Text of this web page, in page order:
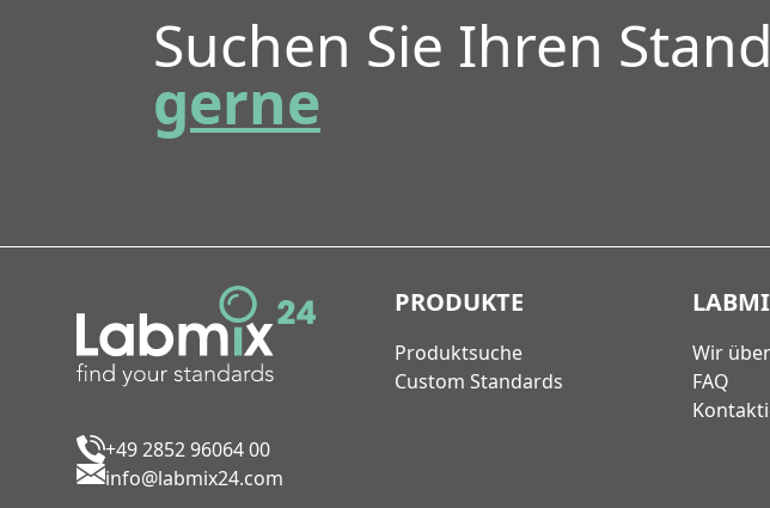
Suchen Sie Ihren
gerne
+49 2852 96064 00
info@labmix24.com
PRODUKTE
Produktsuche
Custom Standards
Wir
FAQ